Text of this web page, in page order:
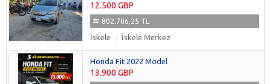
12.500 GBP
802.706,25 TL
İskele İskele Merkez
Honda Fit 2022 Model
13.900 GBP